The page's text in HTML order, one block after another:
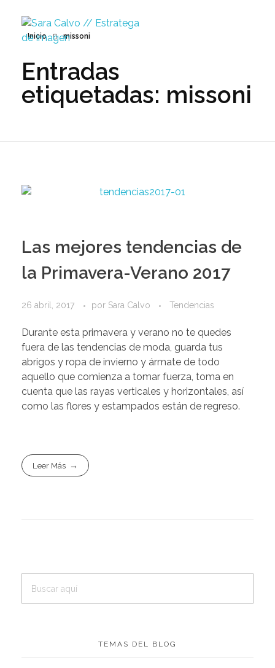
Sara Calvo // Estratega de Imagen
Inicio missoni
Entradas
etiquetadas: missoni
Las mejores tendencias de
la Primavera-Verano 2017
26 abril, 2017 por Sara Calvo Tendencias
Durante esta primavera y verano no te quedes
fuera de las tendencias de moda, guarda tus
abrigos y ropa de invierno y ármate de todo
aquello que comienza a tomar fuerza, toma en
cuenta que las rayas verticales y horizontales, así
como las flores y estampados están de regreso.
Leer Más
TEMAS DEL BLOG